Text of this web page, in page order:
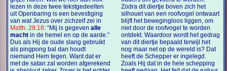
lezen in deze twee tekstgedeelten
uit Openbaring is een bevestiging
van wat Jezus over zichzelf zei in
Matth. 28:18: “Mij is gegevenalle
macht in de hemel en op de aarde.”
Dus als Hij de oude slang gebruikt
als pingpong bal dan houdt
niemand Hem tegen. Want dat er
met de satan zal worden afgerekend
Zodra dit diertje boven zich het
silhouet van een roofvogel ontwaart
blijft het bewegingloos liggen, om
niet door de roofvogel te worden
ontdekt. Waardoor wordt het gedrag
van dit diertje bepaald terwijl het
nog maar net op de wereld is? Dat
heeft de Schepper er ingelegd.
Zoals Hij dat in de hele schepping